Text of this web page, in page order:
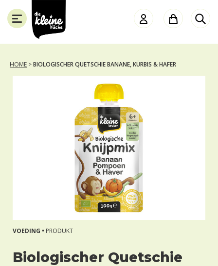
Die
Kleine
Küche
SLUITEN
HOME >BIOLOGISCHER QUETSCHIE BANANE, KÜRBIS & HAFER
VOEDING • PRODUKT
Biologischer Quetschie